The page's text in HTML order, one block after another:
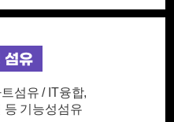
섬유
섬유 / IT융합,
등 기능성섬유